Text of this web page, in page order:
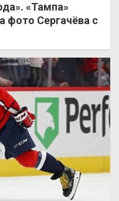
«Тампа»
фото Сергачёва с